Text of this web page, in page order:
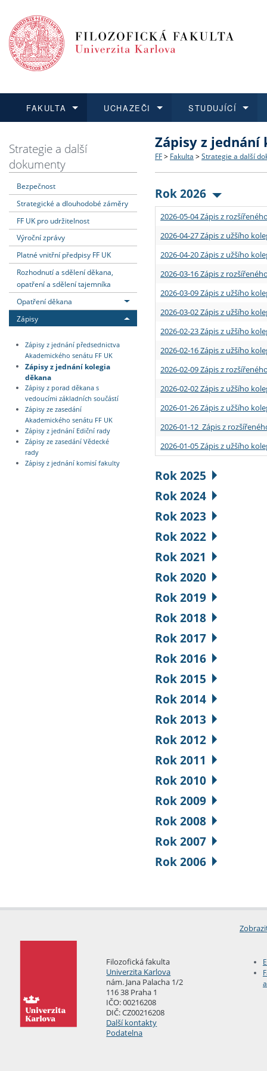
FAKULTA
Dozvědět se více
Struktura a historie
Strategie a další
Podpora a benefity pro
Absolventi fakulty
UCHAZEČI
Podat přihlášku
Co studovat a jak se
Učitelské studijní
Informace k průběhu
STUDUJÍCÍ
Dozvědět se více
Bakalářské a magisterské
Doktorské studium
Rigorózní řízení
Dozvědět se více
O vědě a výzkumu na FF
Akademické kvalifikace
Granty a projekty
Dozvědět se více
Aktuální nabídky a
Vyjíždějící studenti
Přijíždějící studenti
Vyjíždějící zaměstnanci
Strategie a další
dokumenty
Bezpečnost
Strategické a dlouhodobé záměry
FF UK pro udržitelnost
Výroční zprávy
Platné vnitřní předpisy FF UK
Rozhodnutí a sdělení děkana,
opatření a sdělení tajemníka
Opatření děkana
Zápisy
Zápisy z jednání předsednictva
Akademického senátu FF UK
Zápisy z jednání kolegia
děkana
Zápisy z porad děkana s
vedoucími základních součástí
Zápisy ze zasedání
Akademického senátu FF UK
Zápisy z jednání Ediční rady
Zápisy ze zasedání Vědecké
rady
Zápisy z jednání komisí fakulty
Zápisy z jednání
FF > Fakulta > Strategie a další
Rok 2026
2026-05-04 Zápis z
2026-04-27 Zápis z užšího
2026-04-20 Zápis z užšího
2026-03-16 Zápis z
2026-03-09 Zápis z užšího
2026-03-02 Zápis z užšího
2026-02-23 Zápis z užšího
2026-02-16 Zápis z užšího
2026-02-09 Zápis z
2026-02-02 Zápis z užšího
2026-01-26 Zápis z užšího
2026-01-12 Zápis z
2026-01-05 Zápis z užšího
Rok 2025
Rok 2024
Rok 2023
Rok 2022
Rok 2021
Rok 2020
Rok 2019
Rok 2018
Rok 2017
Rok 2016
Rok 2015
Rok 2014
Rok 2013
Rok 2012
Rok 2011
Rok 2010
Rok 2009
Rok 2008
Rok 2007
Rok 2006
Filozofická fakulta
Univerzita Karlova
nám. Jana Palacha 1/2
116 38 Praha 1
IČO: 00216208
DIČ: CZ00216208
Další kontakty
Podatelna